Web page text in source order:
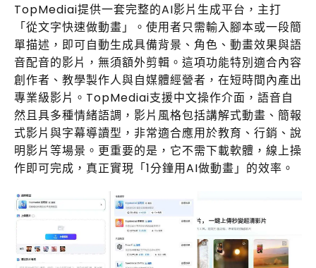
TopMediai提供一套完整的AI影片生成平台，主打
「從文字快速做動畫」。使用者只需輸入腳本或一段簡
單描述，即可自動生成具備背景、角色、動畫效果與語
音配音的影片，無須額外剪輯。這項功能特別適合內容
創作者、教學製作人與自媒體經營者，在短時間內產出
專業級影片。TopMediai支援中文操作介面，語音自
然且具多種情緒語調，影片風格包括講解式動畫、簡報
式影片與字幕導讀型，非常適合應用於教育、行銷、說
明影片等場景。更重要的是，它不需下載軟體，線上操
作即可完成，真正實現「1分鐘用AI做動畫」的效率。